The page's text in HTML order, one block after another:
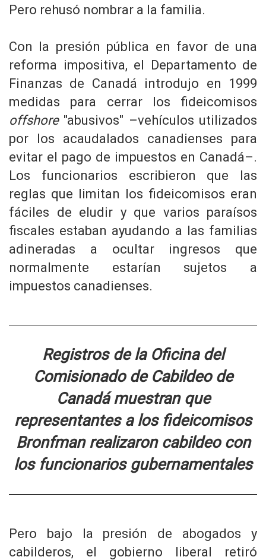
Pero rehusó nombrar a la familia.
Con la presión pública en favor de una
reforma impositiva, el Departamento de
Finanzas de Canadá introdujo en 1999
medidas para cerrar los fideicomisos
offshore"abusivos" –vehículos utilizados
por los acaudalados canadienses para
evitar el pago de impuestos en Canadá–.
Los funcionarios escribieron que las
reglas que limitan los fideicomisos eran
fáciles de eludir y que varios paraísos
fiscales estaban ayudando a las familias
adineradas a ocultar ingresos que
normalmente estarían sujetos a
impuestos canadienses.
Registros de la Oficina del
Comisionado de Cabildeo de
Canadá muestran que
representantes a los fideicomisos
Bronfman realizaron cabildeo con
los funcionarios gubernamentales
Pero bajo la presión de abogados y
cabilderos, el gobierno liberal retiró